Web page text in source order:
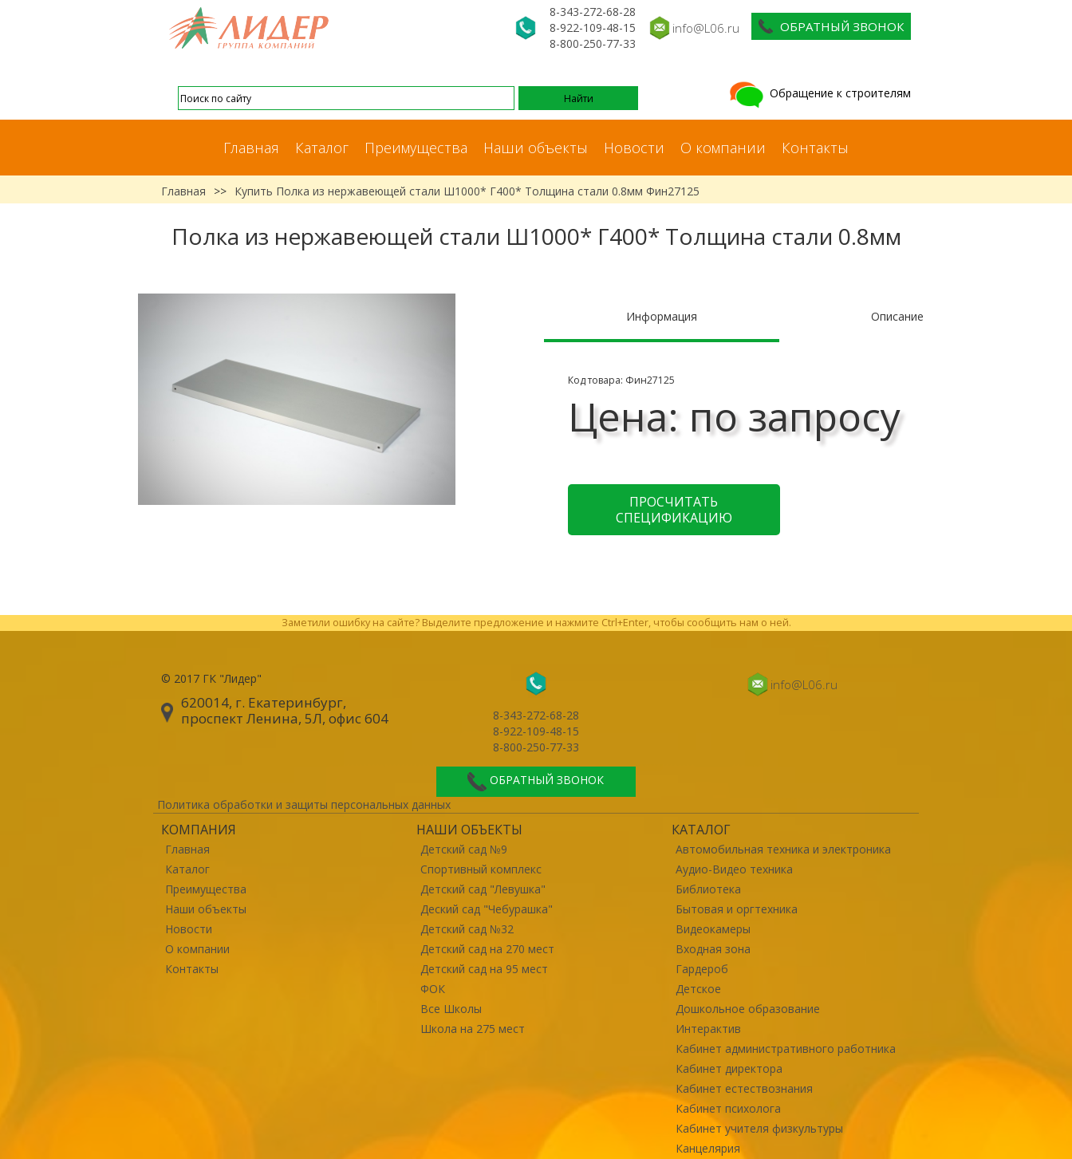
8-343-272-68-28
8-922-109-48-15
8-800-250-77-33
info@L06.ru ОБРАТНЫЙ ЗВОНОК
Обращение к строителям
Главная Каталог Преимущества Наши объекты Новости О компании Контакты
Главная >> Купить Полка из нержавеющей стали Ш1000* Г400* Толщина стали 0.8мм Фин27125
Полка из нержавеющей стали Ш1000* Г400* Толщина стали 0.8мм
Информация Описание
Код товара: Фин27125
Цена: по запросу
ПРОСЧИТАТЬ
СПЕЦИФИКАЦИЮ
Заметили ошибку на сайте? Выделите предложение и нажмите Ctrl+Enter, чтобы сообщить нам о ней.
© 2017 ГК "Лидер"
620014, г. Екатеринбург,
проспект Ленина, 5Л, офис 604
8-343-272-68-28
8-922-109-48-15
8-800-250-77-33
ОБРАТНЫЙ ЗВОНОК
info@L06.ru
Политика обработки и защиты персональных данных
КОМПАНИЯ
Главная
Каталог
Преимущества
Наши объекты
Новости
О компании
Контакты
НАШИ ОБЪЕКТЫ
Детский сад №9
Спортивный комплекс
Детский сад "Левушка"
Деский сад "Чебурашка"
Детский сад №32
Детский сад на 270 мест
Детский сад на 95 мест
ФОК
Все Школы
Школа на 275 мест
КАТАЛОГ
Автомобильная техника и электроника
Аудио-Видео техника
Библиотека
Бытовая и оргтехника
Видеокамеры
Входная зона
Гардероб
Детское
Дошкольное образование
Интерактив
Кабинет административного работника
Кабинет директора
Кабинет естествознания
Кабинет психолога
Кабинет учителя физкультуры
Канцелярия